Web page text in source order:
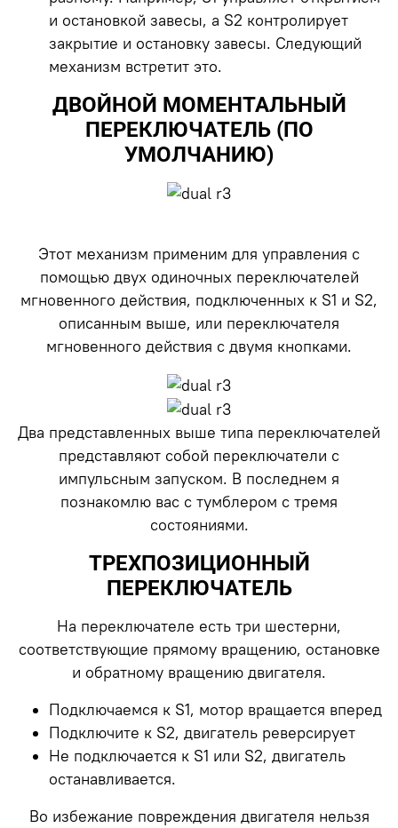
и остановкой завесы, а S2 контролирует
закрытие и остановку завесы. Следующий
механизм встретит это.
ДВОЙНОЙ МОМЕНТАЛЬНЫЙ
ПЕРЕКЛЮЧАТЕЛЬ (ПО
УМОЛЧАНИЮ)
Этот механизм применим для управления с
помощью двух одиночных переключателей
мгновенного действия, подключенных к S1 и S2,
описанным выше, или переключателя
мгновенного действия с двумя кнопками.
Два представленных выше типа переключателей
представляют собой переключатели с
импульсным запуском. В последнем я
познакомлю вас с тумблером с тремя
состояниями.
ТРЕХПОЗИЦИОННЫЙ
ПЕРЕКЛЮЧАТЕЛЬ
На переключателе есть три шестерни,
соответствующие прямому вращению, остановке
и обратному вращению двигателя.
Подключаемся к S1, мотор вращается вперед
Подключите к S2, двигатель реверсирует
Не подключается к S1 или S2, двигатель
останавливается.
Во избежание повреждения двигателя нельзя